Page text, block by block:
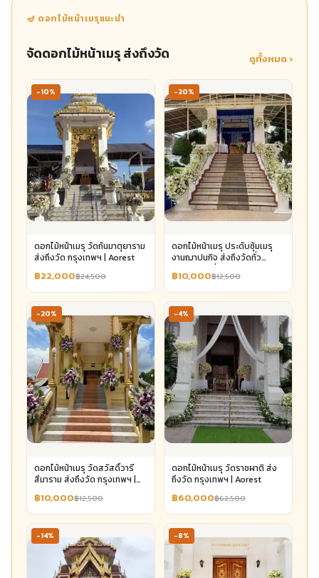
🪔 ดอกไม้หน้าเมรุแนะนำ
จัดดอกไม้หน้าเมรุ ส่งถึงวัด ดูทั้งหมด ›
-10%
ดอกไม้หน้าเมรุ วัดกันมาตุยาราม
ส่งถึงวัด กรุงเทพฯ | Aorest
฿22,000฿24,500
-20%
ดอกไม้หน้าเมรุ ประดับซุ้มเมรุ
งานฌาปนกิจ ส่งถึงวัดทั่ว
กรุงเทพฯ เริ่ม 10,000 | Aorest
฿10,000฿12,500
-20%
ดอกไม้หน้าเมรุ วัดสวัสดิ์วารี
สีมาราม ส่งถึงวัด กรุงเทพฯ |
฿10,000฿12,500
-4%
ดอกไม้หน้าเมรุ วัดราชผาติ ส่ง
ถึงวัด กรุงเทพฯ | Aorest
฿60,000฿62,500
-14% -8%